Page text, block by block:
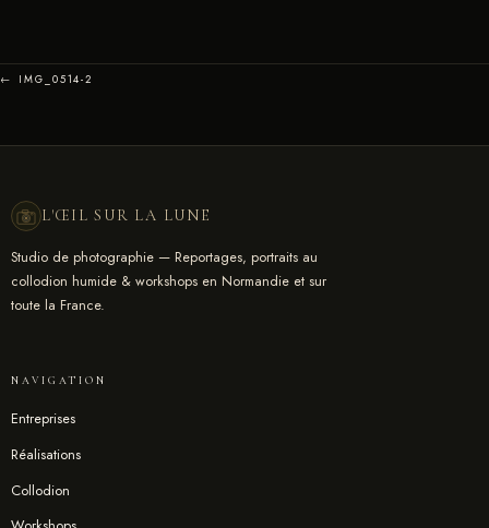
← IMG_0514-2
L'ŒIL SUR LA LUNE
Studio de photographie — Reportages, portraits au
collodion humide & workshops en Normandie et sur
toute la France.
NAVIGATION
Entreprises
Réalisations
Collodion